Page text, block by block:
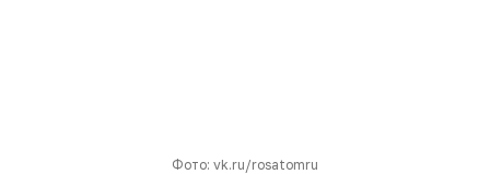
Фото: vk.ru/rosatomru